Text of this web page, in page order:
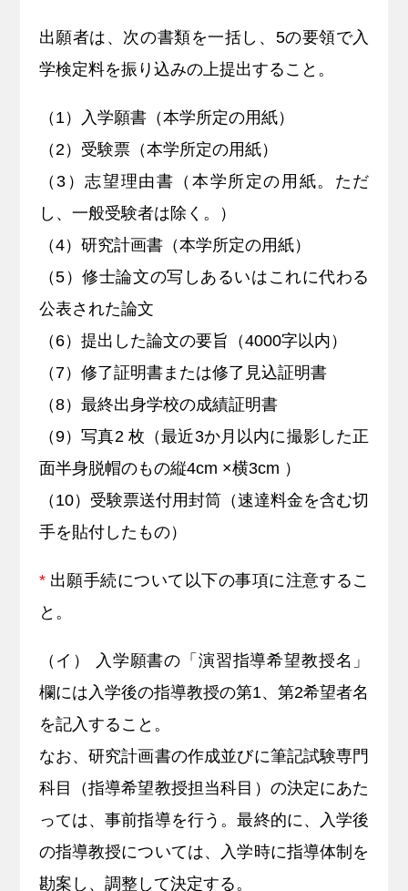
出願者は、次の書類を一括し、5の要領で入
学検定料を振り込みの上提出すること。
（1）入学願書（本学所定の用紙）
（2）受験票（本学所定の用紙）
（3）志望理由書（本学所定の用紙。ただ
し、一般受験者は除く。）
（4）研究計画書（本学所定の用紙）
（5）修士論文の写しあるいはこれに代わる
公表された論文
（6）提出した論文の要旨（4000字以内）
（7）修了証明書または修了見込証明書
（8）最終出身学校の成績証明書
（9）写真2 枚（最近3か月以内に撮影した正
面半身脱帽のもの縦4cm ×横3cm ）
（10）受験票送付用封筒（速達料金を含む切
手を貼付したもの）
*出願手続について以下の事項に注意するこ
と。
（イ） 入学願書の「演習指導希望教授名」
欄には入学後の指導教授の第1、第2希望者名
を記入すること。
なお、研究計画書の作成並びに筆記試験専門
科目（指導希望教授担当科目）の決定にあた
っては、事前指導を行う。最終的に、入学後
の指導教授については、入学時に指導体制を
勘案し、調整して決定する。